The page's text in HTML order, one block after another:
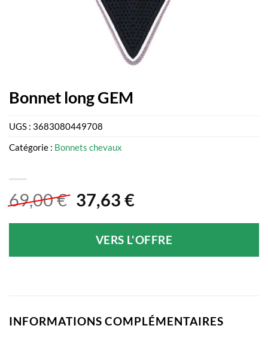
Bonnet long GEM
69,00€ Le
initial
était :
37,63 €Le
actuel
est :
VERS L'OFFRE
UGS : 3683080449708
Catégorie : Bonnets chevaux
INFORMATIONS COMPLÉMENTAIRES